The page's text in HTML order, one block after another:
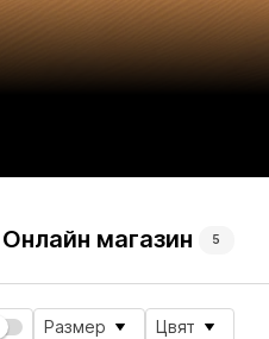
магазин 5
Размер Цвят